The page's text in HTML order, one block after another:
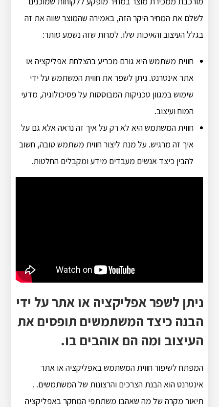
לשלם את המחיר היקר הזה, באמירה שהמוצר שווה את זה
בגלל העיצוב והאיכות שלו. למרות שזה נשמע סותר:
חווית משתמש היא גורם מכריע בהצלחת אפליקציה או
אתר אינטרנט. ניתן לשפר את חווית המשתמש על ידי
שימוש במגוון טכניקות המבוססות על פסיכולוגיה, מדעי
המוח ועיצוב.
חווית המשתמש היא לא רק על איך זה נראה אלא גם על
איך זה מרגיש. על מנת ליצור חווית משתמש טובה, חשוב
להבין כיצד אנשים מעבדים מידע ומקבלים החלטות.
ניתן לשפר אפליקציה או אתר על ידי
הבנה כיצד המשתמשים תופסים את
העיצוב ומה הם אוהבים בו.
המפתח לשיפור חווית המשתמש באפליקציה או אתר
אינטרנט הוא הבנת הצרכים והרצונות של המשתמשים. .
תיאור מקרה של מה שאהבו משתתפי המחקר באפליקציה